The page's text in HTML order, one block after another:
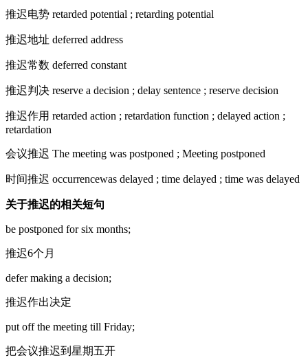
推迟电势 retarded potential ; retarding potential
推迟地址 deferred address
推迟常数 deferred constant
推迟判决 reserve a decision ; delay sentence ; reserve decision
推迟作用 retarded action ; retardation function ; delayed action ;
retardation
会议推迟 The meeting was postponed ; Meeting postponed
时间推迟 occurrencewas delayed ; time delayed ; time was delayed
关于推迟的相关短句
be postponed for six months;
推迟6个月
defer making a decision;
推迟作出决定
put off the meeting till Friday;
把会议推迟到星期五开